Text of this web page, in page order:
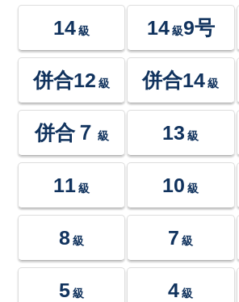
14 級 14級9号
併合12 級 併合14 級
併合７ 級 13 級
11 級 10 級
8 級 7 級
5 級 4 級